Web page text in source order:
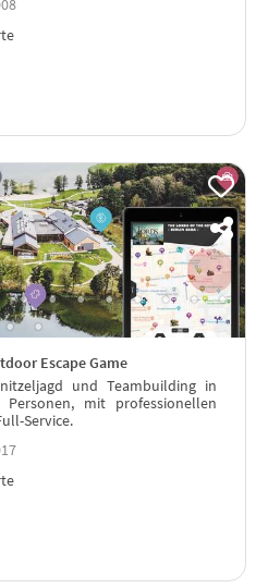
Escape Game
und Teambuilding in
mit professionellen
Service.